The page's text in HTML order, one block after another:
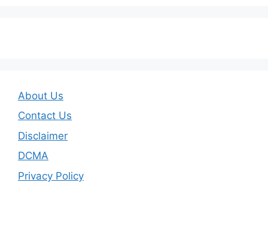
About Us
Contact Us
Disclaimer
DCMA
Privacy Policy